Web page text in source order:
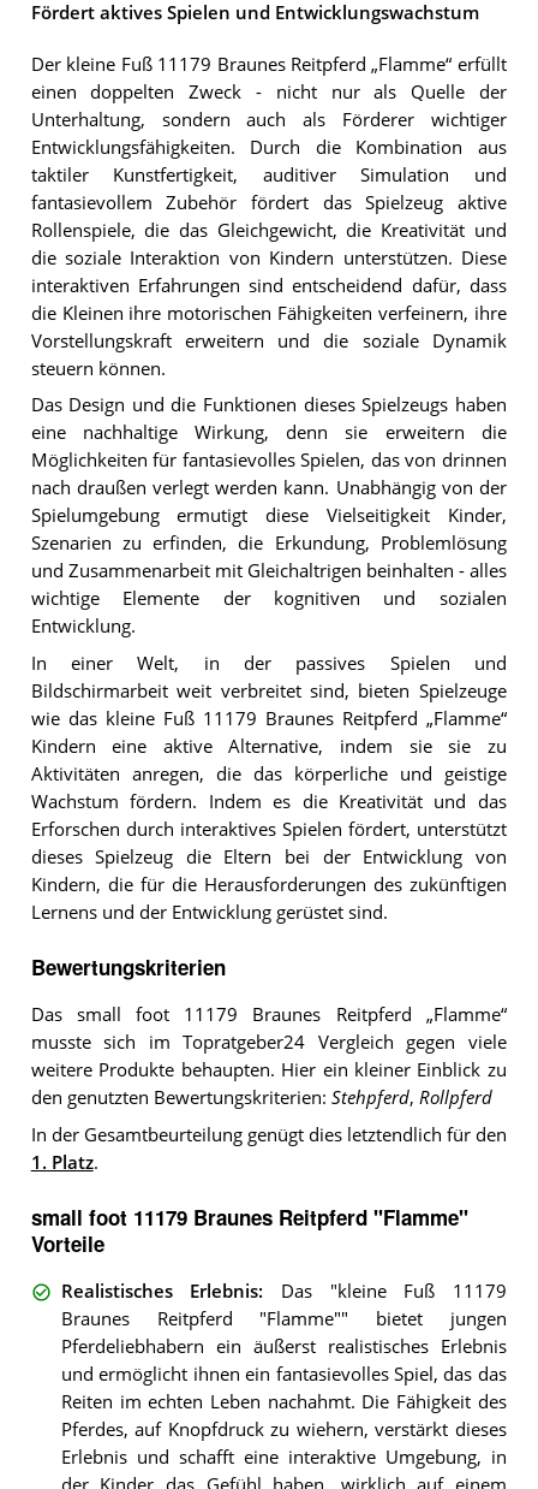
Fördert aktives Spielen und Entwicklungswachstum
Der kleine Fuß 11179 Braunes Reitpferd „Flamme“ erfüllt
einen doppelten Zweck - nicht nur als Quelle der
Unterhaltung, sondern auch als Förderer wichtiger
Entwicklungsfähigkeiten. Durch die Kombination aus
taktiler Kunstfertigkeit, auditiver Simulation und
fantasievollem Zubehör fördert das Spielzeug aktive
Rollenspiele, die das Gleichgewicht, die Kreativität und
die soziale Interaktion von Kindern unterstützen. Diese
interaktiven Erfahrungen sind entscheidend dafür, dass
die Kleinen ihre motorischen Fähigkeiten verfeinern, ihre
Vorstellungskraft erweitern und die soziale Dynamik
steuern können.
Das Design und die Funktionen dieses Spielzeugs haben
eine nachhaltige Wirkung, denn sie erweitern die
Möglichkeiten für fantasievolles Spielen, das von drinnen
nach draußen verlegt werden kann. Unabhängig von der
Spielumgebung ermutigt diese Vielseitigkeit Kinder,
Szenarien zu erfinden, die Erkundung, Problemlösung
und Zusammenarbeit mit Gleichaltrigen beinhalten - alles
wichtige Elemente der kognitiven und sozialen
Entwicklung.
In einer Welt, in der passives Spielen und
Bildschirmarbeit weit verbreitet sind, bieten Spielzeuge
wie das kleine Fuß 11179 Braunes Reitpferd „Flamme“
Kindern eine aktive Alternative, indem sie sie zu
Aktivitäten anregen, die das körperliche und geistige
Wachstum fördern. Indem es die Kreativität und das
Erforschen durch interaktives Spielen fördert, unterstützt
dieses Spielzeug die Eltern bei der Entwicklung von
Kindern, die für die Herausforderungen des zukünftigen
Lernens und der Entwicklung gerüstet sind.
Bewertungskriterien
Das small foot 11179 Braunes Reitpferd „Flamme“
musste sich im Topratgeber24 Vergleich gegen viele
weitere Produkte behaupten. Hier ein kleiner Einblick zu
den genutzten Bewertungskriterien: Stehpferd, Rollpferd
In der Gesamtbeurteilung genügt dies letztendlich für den
1. Platz.
small foot 11179 Braunes Reitpferd "Flamme"
Vorteile
Realistisches Erlebnis: Das "kleine Fuß 11179
Braunes Reitpferd "Flamme"" bietet jungen
Pferdeliebhabern ein äußerst realistisches Erlebnis
und ermöglicht ihnen ein fantasievolles Spiel, das das
Reiten im echten Leben nachahmt. Die Fähigkeit des
Pferdes, auf Knopfdruck zu wiehern, verstärkt dieses
Erlebnis und schafft eine interaktive Umgebung, in